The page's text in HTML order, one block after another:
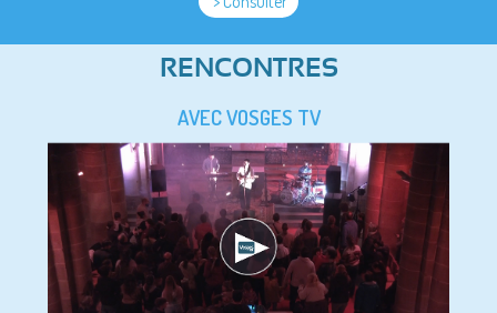
RENCONTRES
AVEC VOSGES TV